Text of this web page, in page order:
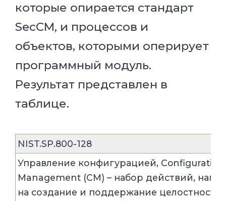
которые опирается стандарт
SecCM, и процессов и
объектов, которыми оперирует
программный модуль.
Результат представлен в
таблице.
NIST.SP.800-128
Управление конфигурацией, Configuration
Management (CM) – набор действий,
на создание и поддержание целостности